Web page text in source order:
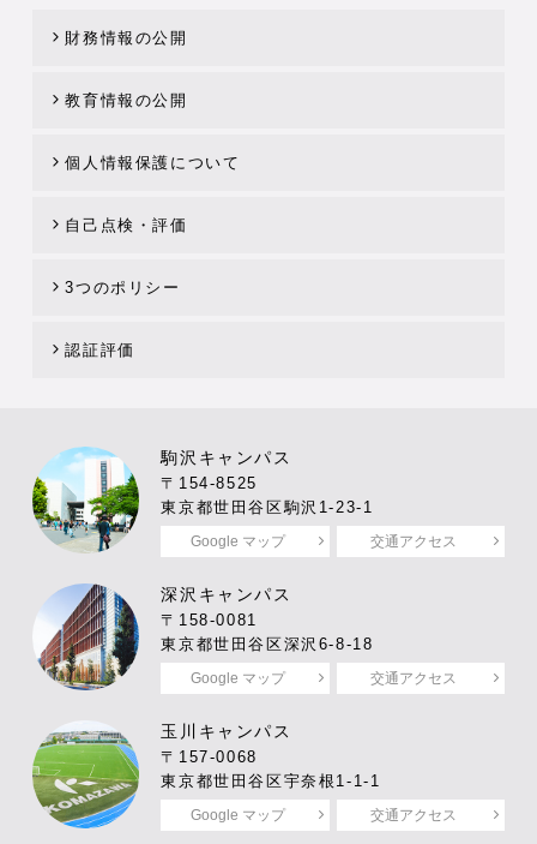
財務情報の公開
教育情報の公開
個人情報保護について
自己点検・評価
3つのポリシー
認証評価
駒沢キャンパス
〒154-8525
東京都世田谷区駒沢1-23-1
Google マップ 交通アクセス
深沢キャンパス
〒158-0081
東京都世田谷区深沢6-8-18
Google マップ 交通アクセス
玉川キャンパス
〒157-0068
東京都世田谷区宇奈根1-1-1
Google マップ 交通アクセス